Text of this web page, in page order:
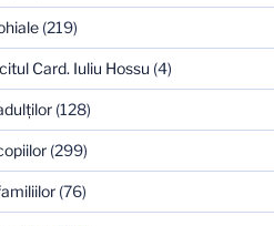
(219)
Card. Iuliu Hossu (4)
(128)
(299)
(76)